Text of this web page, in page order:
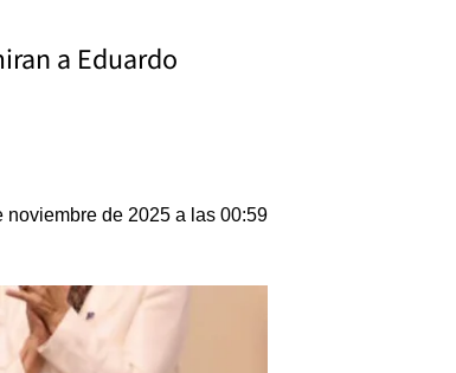
a Eduardo
noviembre de 2025 a las 00:59